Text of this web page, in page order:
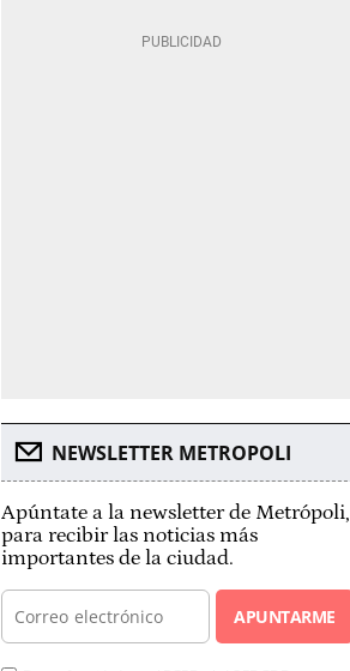
NEWSLETTER METROPOLI
Apúntate a la newsletter de Metrópoli,
para recibir las noticias más
importantes de la ciudad.
APUNTARME